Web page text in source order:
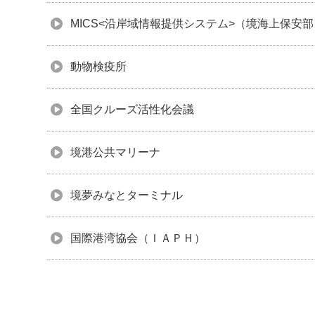
MICS<沿岸域情報提供システム>（境海上保安
動物検疫所
全国クルーズ活性化会議
境港公共マリーナ
境夢みなとターミナル
国際港湾協会（ＩＡＰＨ）